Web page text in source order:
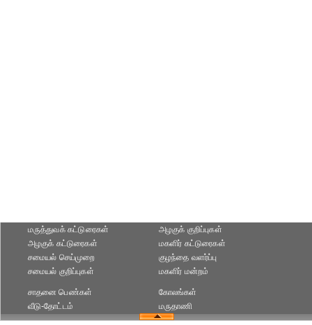
மருத்துவக் கட்டுரைகள்
அழகுக் கட்டுரைகள்
அழகுக் குறிப்புகள்
மகளிர் கட்டுரைகள்
சமையல் செய்முறை
சமையல் குறிப்புகள்
குழந்தை வளர்ப்பு
மகளிர் மன்றம்
சாதனை பெண்கள்
வீடு-தோட்டம்
கோலங்கள்
மருதாணி